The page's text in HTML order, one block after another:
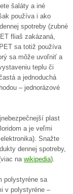
šaláty a iné
používa i ako
spotreby (zubné
fliaš zakázaná,
sa totiž používa
sa môže uvoľniť a
teplu či
a jednoduchá
– jednorázové
plast
a je veľmi
Snažte
dennej spotreby,
na wikipedia).
polystyréne sa
v polystyréne –